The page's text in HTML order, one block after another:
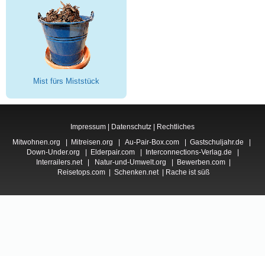
Mist fürs Miststück
Impressum | Datenschutz | Rechtliches
Mitwohnen.org
Mitreisen.org Au-Pair-Box.com Gastschuljahr.de
Down-Under.org
Elderpair.com| Interconnections-Verlag.de
Interrailers.net| Natur-und-Umwelt.org Bewerben.com
Reisetops.com
Schenken.net| Rache ist süß